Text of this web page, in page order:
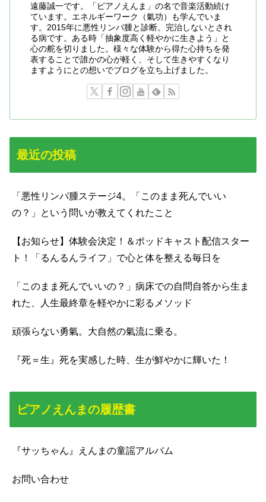
遠藤誠一です。「ピアノえんま」の名で音楽活動続け
ています。エネルギーワーク（氣功）も学んでいま
す。2015年に悪性リンパ腫と診断。完治しないとされ
る病です。ある時「抽象度高く軽やかに生きよう」と
心の舵を切りました。様々な体験から得た心持ちを発
表することで誰かの心が軽く、そして生きやすくなり
ますようにとの想いでブログを立ち上げました。
最近の投稿
「悪性リンパ腫ステージ4。「このまま死んでいい
の？」という問いが教えてくれたこと
【お知らせ】体験会決定！＆ポッドキャスト配信スター
ト！「るんるんライフ」で心と体を整える毎日を
「このまま死んでいいの？」病床での自問自答から生ま
れた、人生最終章を軽やかに彩るメソッド
頑張らない勇氣。大自然の氣流に乗る。
『死＝生』死を実感した時、生が鮮やかに輝いた！
ピアノえんまの履歴書
『サッちゃん』えんまの童謡アルバム
お問い合わせ